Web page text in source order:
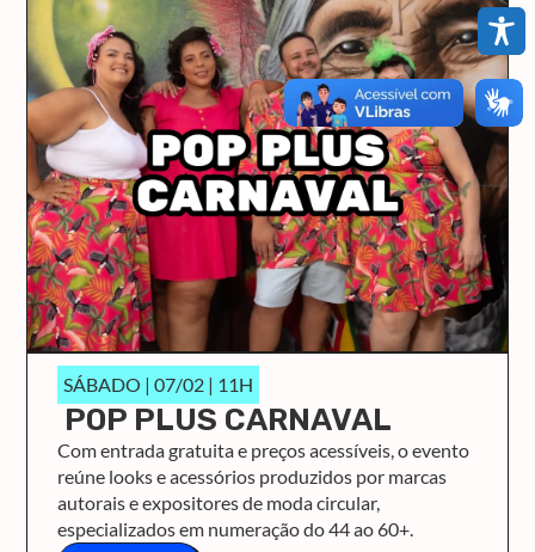
SÁBADO | 07/02 | 11H
POP PLUS CARNAVAL
Com entrada gratuita e preços acessíveis, o evento
reúne looks e acessórios produzidos por marcas
autorais e expositores de moda circular,
especializados em numeração do 44 ao 60+.